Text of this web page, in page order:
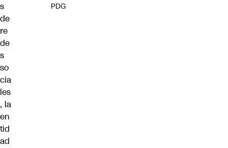
s
de
re
de
s
so
cia
les
, la
en
tid
ad
PDG